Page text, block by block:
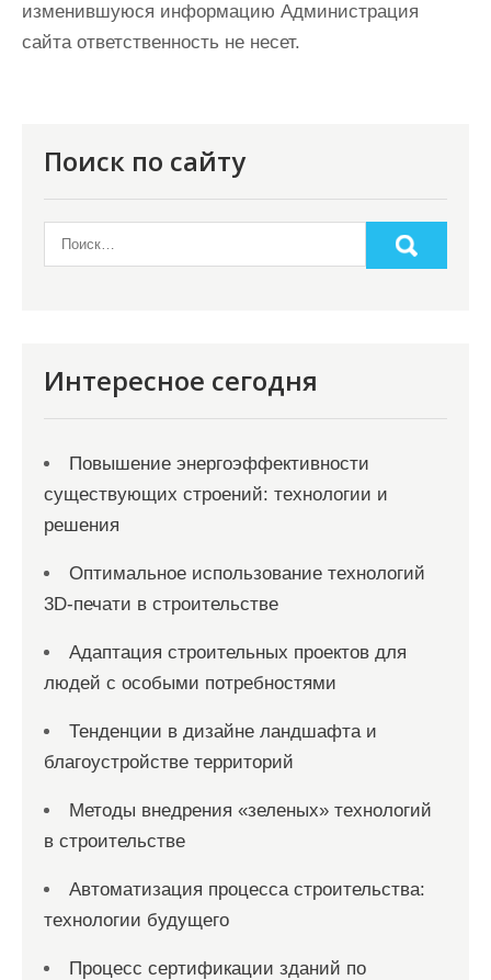
изменившуюся информацию Администрация
сайта ответственность не несет.
Поиск по сайту
Интересное сегодня
Повышение энергоэффективности
существующих строений: технологии и
решения
Оптимальное использование технологий
3D-печати в строительстве
Адаптация строительных проектов для
людей с особыми потребностями
Тенденции в дизайне ландшафта и
благоустройстве территорий
Методы внедрения «зеленых» технологий
в строительстве
Автоматизация процесса строительства:
технологии будущего
Процесс сертификации зданий по